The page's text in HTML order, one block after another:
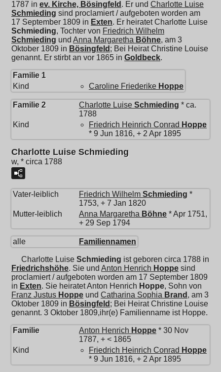
1787 in ev. Kirche, Bösingfeld . Er und Charlotte Luise
Schmieding sind proclamiert / aufgeboten worden am
17 September 1809 in Exten. Er heiratetCharlotte Luise
Schmieding, Tochter von Friedrich Wilhelm
Schmieding und Anna Margaretha Böhne, am 3
Oktober 1809 in Bösingfeld ; Bei Heirat Christine Louise
genannt. Er stirbt an vor 1865 in Goldbeck.
Familie 1
Kind
Caroline Friederike Hoppe
Familie 2 Charlotte Luise Schmieding * ca.
1788
Kind
Friedrich Heinrich Conrad Hoppe
* 9 Jun 1816, + 2 Apr 1895
Charlotte Luise Schmieding
w, * circa 1788
Vater-leiblich Friedrich Wilhelm Schmieding *
1753, + 7 Jan 1820
Mutter-leiblich
Anna Margaretha Böhne * Apr 1751,
+ 29 Sep 1794
alle Familiennamen
Charlotte Luise Schmieding ist geboren circa 1788 in
Friedrichshöhe. Sie und Anton Henrich Hoppe sind
proclamiert / aufgeboten worden am 17 September 1809
in Exten. Sie heiratetAnton Henrich Hoppe, Sohn von
Franz Justus Hoppe und Catharina Sophia Brand , am 3
Oktober 1809 in Bösingfeld ; Bei Heirat Christine Louise
genannt. 3 Oktober 1809,ihr(e) Familienname ist Hoppe.
Familie Anton Henrich Hoppe * 30 Nov
1787, + < 1865
Kind
Friedrich Heinrich Conrad Hoppe
* 9 Jun 1816, + 2 Apr 1895